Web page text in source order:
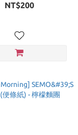
NT$200